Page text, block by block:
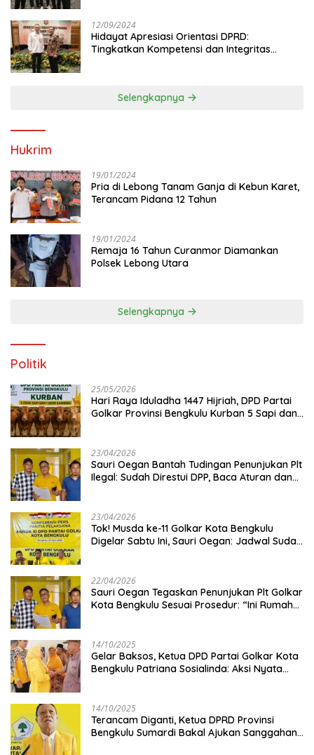
12/09/2024
Hidayat Apresiasi Orientasi DPRD:
Tingkatkan Kompetensi dan Integritas
Selengkapnya
Hukrim
19/01/2024
Pria di Lebong Tanam Ganja di Kebun Karet,
Terancam Pidana 12 Tahun
19/01/2024
Remaja 16 Tahun Curanmor Diamankan
Polsek Lebong Utara
Selengkapnya
Politik
25/05/2026
Hari Raya Iduladha 1447 Hijriah, DPD Partai
Golkar Provinsi Bengkulu Kurban 5 Sapi dan 1
23/04/2026
Sauri Oegan Bantah Tudingan Penunjukan Plt
Ilegal: Sudah Direstui DPP, Baca Aturan dan
23/04/2026
‎Tok! Musda ke-11 Golkar Kota Bengkulu
Digelar Sabtu Ini, Sauri Oegan: Jadwal Sudah
22/04/2026
Sauri Oegan Tegaskan Penunjukan Plt Golkar
Kota Bengkulu Sesuai Prosedur: “Ini Rumah
14/10/2025
‎Gelar Baksos, Ketua DPD Partai Golkar Kota
Bengkulu Patriana Sosialinda: Aksi Nyata
14/10/2025
Terancam Diganti, Ketua DPRD Provinsi
Bengkulu Sumardi Bakal Ajukan Sanggahan